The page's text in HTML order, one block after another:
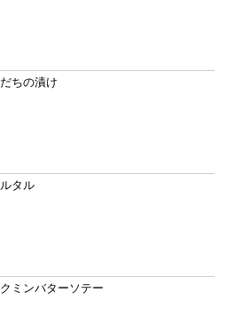
ちの漬け
タル
ミンバターソテー